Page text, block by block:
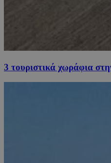
3 τουριστικά χωράφια